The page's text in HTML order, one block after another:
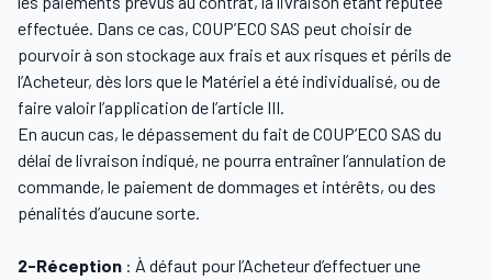
effectuée. Dans ce cas, COUP’ECO SAS peut choisir de
pourvoir à son stockage aux frais et aux risques et périls de
l’Acheteur, dès lors que le Matériel a été individualisé, ou de
faire valoir l’application de l’article III.
En aucun cas, le dépassement du fait de COUP’ECO SAS du
délai de livraison indiqué, ne pourra entraîner l’annulation de
commande, le paiement de dommages et intérêts, ou des
pénalités d’aucune sorte.
2-Réception : À défaut pour l’Acheteur d’effectuer une